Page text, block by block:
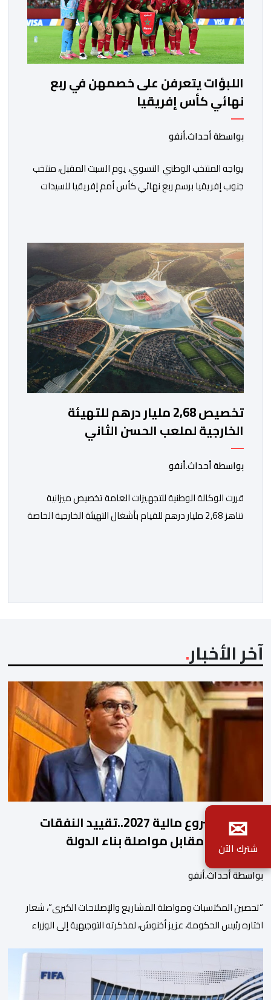
اللبؤات يتعرفن على خصمهن في ربع
نهائي كأس إفريقيا
بواسطة أحداث.أنفو
يواجه المنتخب الوطني النسوي، يوم السبت المقبل، منتخب
جنوب إفريقيا برسم ربع نهائي كأس أمم إفريقيا للسيدات
لبؤات الأطلس قد تأهلن إلى الدور ربع النهائي بعد تصدرهن
المجموعة الأولى برصيد سبع نقاط، حصدنها من انتصارين
وتعادل، فيما بلغ […]
تخصيص 2,68 مليار درهم للتهيئة
الخارجية لملعب الحسن الثاني
بواسطة أحداث.أنفو
قررت الوكالة الوطنية للتجهيزات العامة تخصيص ميزانية
تناهز 2,68 مليار درهم للقيام بأشغال التهيئة الخارجية الخاصة
الإجمالية لطلبات العروض […]
آخر الأخبار
ملامح مشروع مالية 2027..تقييد النفقات
والتوظيف مقابل مواصلة بناء الدولة
الاجتماعية والاستثمار
بواسطة أحداث.أنفو
“تحصين المكتسبات ومواصلة المشاريع والإصلاحات الكبرى”، شعار
اختاره رئيس الحكومة، عزيز أخنوش، لمذكرته التوجيهية إلى الوزراء
مشروع من نوعه في ظل ولايته الحكومية. هذه الرسالة التأطيرية
ارتكزت على 4 أولويات، كما حملت ألحت على ضرورة عقلنة نفقات
التسيير، بل وتقييد التوظيف إلا في حالة الضرورة. […]
✉
شترك الآن